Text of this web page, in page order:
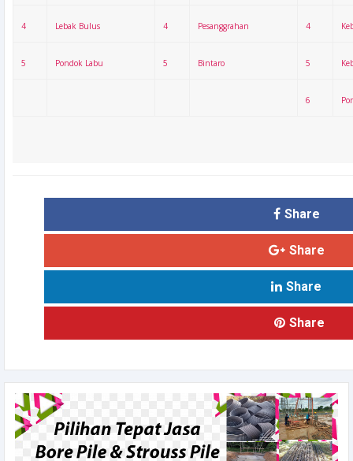
4 Lebak Bulus 4 Pesanggrahan 4
5 Pondok Labu 5 Bintaro 5
6
Share
Share
Share
Share